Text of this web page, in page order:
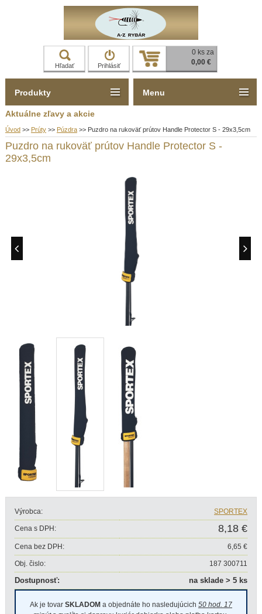
Hľadať Prihlásiť
0 ks za
0,00 €
Aktuálne zľavy a akcie
Úvod >> Prúty >> Púzdra >> Puzdro na rukoväť prútov Handle Protector S - 29x3,5cm
Puzdro na rukoväť prútov Handle Protector S -
29x3,5cm
Výrobca: SPORTEX
Cena s DPH: 8,18 €
Cena bez DPH: 6,65 €
Obj. čislo: 187 300711
Dostupnosť: na sklade > 5 ks
Ak je tovar SKLADOM a objednáte ho nasledujúcich 50 hod. 17
Produkty Menu